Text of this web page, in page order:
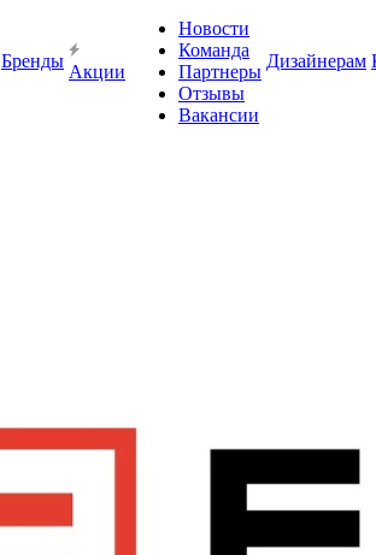
Бренды
Акции
Новости
Команда
Партнеры
Отзывы
Вакансии
Дизайнерам